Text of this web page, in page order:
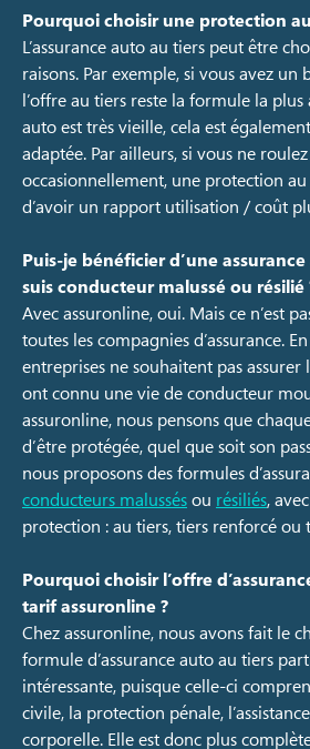
Pourquoi choisir une protection
L’assurance auto au tiers peut être
raisons. Par exemple, si vous avez un
l’offre au tiers reste la formule la
auto est très vieille, cela est
adaptée. Par ailleurs, si vous ne
occasionnellement, une protection
d’avoir un rapport utilisation / coût
Puis-je bénéficier d’une
suis conducteur malussé ou résilié
Avec assuronline, oui. Mais ce n’est
toutes les compagnies d’assurance.
entreprises ne souhaitent pas assurer
ont connu une vie de conducteur
assuronline, nous pensons que
d’être protégée, quel que soit son
nous proposons des formules
conducteurs malussésou résiliés,
protection : au tiers, tiers renforcé ou
Pourquoi choisir l’offre
tarif assuronline ?
Chez assuronline, nous avons fait le
formule d’assurance auto au tiers
intéressante, puisque celle-ci
civile, la protection pénale,
corporelle. Elle est donc plus